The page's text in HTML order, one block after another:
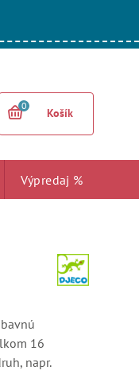
0
Košík
Výpredaj %
16
napr.